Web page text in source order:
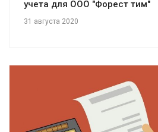
учета для ООО "Форест тим"
31 августа 2020